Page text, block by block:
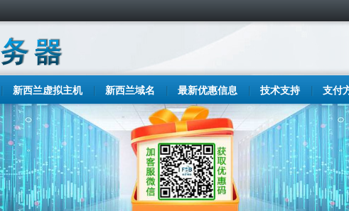
新西兰虚拟主机 新西兰域名 最新优惠信息 技术支持 支付